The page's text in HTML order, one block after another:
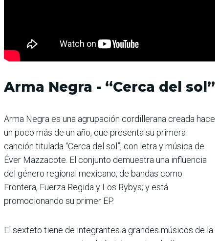
Arma Negra - “Cerca del sol”
Arma Negra es una agrupación cordillerana creada hace
un poco más de un año, que presenta su primera
canción titulada “Cerca del sol”, con letra y música de
Éver Mazzacote. El conjunto demuestra una influencia
del género regional mexicano, de bandas como
Frontera, Fuerza Regida y Los Bybys; y está
promocionando su primer EP.
El sexteto tiene de integrantes a grandes músicos de la